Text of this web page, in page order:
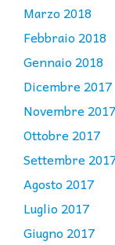
Marzo 2018
Febbraio 2018
Gennaio 2018
Dicembre 2017
Novembre 2017
Ottobre 2017
Settembre
Agosto 2017
Luglio 2017
Giugno 2017